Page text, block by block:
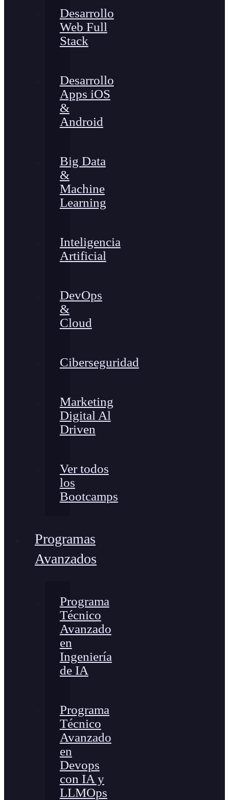
Desarrollo
Web Full
Stack
Desarrollo
Apps iOS
&
Android
Big Data
&
Machine
Learning
Inteligencia
Artificial
DevOps
&
Cloud
Ciberseguridad
Marketing
Digital Al
Driven
Ver todos
los
Bootcamps
Programas
Avanzados
Programa
Técnico
Avanzado
en
Ingeniería
de IA
Programa
Técnico
Avanzado
en
Devops
con IA y
LLMOps